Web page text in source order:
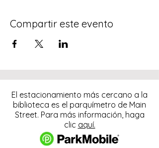
Compartir este evento
El estacionamiento más cercano a la
biblioteca es el parquímetro de Main
Street. Para más información, haga
clic aquí.